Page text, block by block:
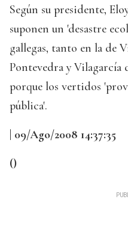
Según su presidente,
suponen un 'desastre
gallegas, tanto en la de
Pontevedra y Vilagarcía
porque los vertidos
pública'.
| 09/Ago/2008 14:37:35
()